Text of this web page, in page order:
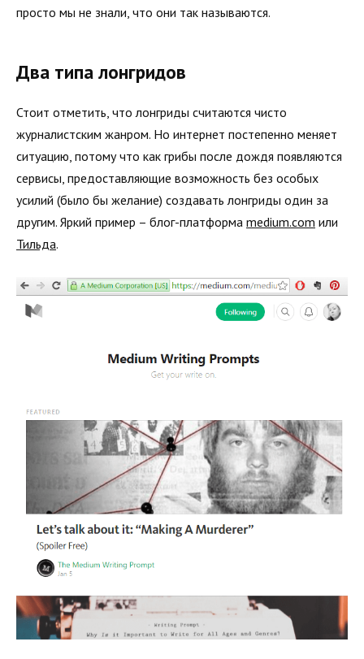
просто мы не знали, что они так называются.
Два типа лонгридов
Стоит отметить, что лонгриды считаются чисто
журналистским жанром. Но интернет постепенно меняет
ситуацию, потому что как грибы после дождя появляются
сервисы, предоставляющие возможность без особых
усилий (было бы желание) создавать лонгриды один за
другим. Яркий пример – блог-платформа medium.com или
Тильда.